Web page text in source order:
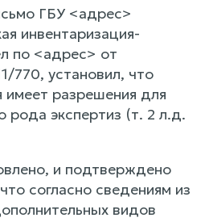
ГБУ <адрес>
инвентаризация-
по <адрес> от
установил, что
имеет разрешения для
рода экспертиз (т. 2 л.д.
и подтверждено
согласно сведениям из
видов